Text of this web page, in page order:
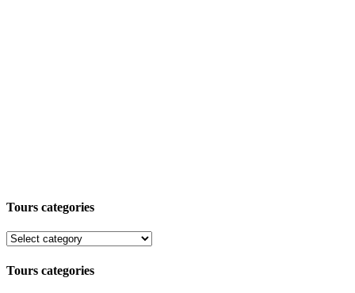
Tours categories
Tours categories